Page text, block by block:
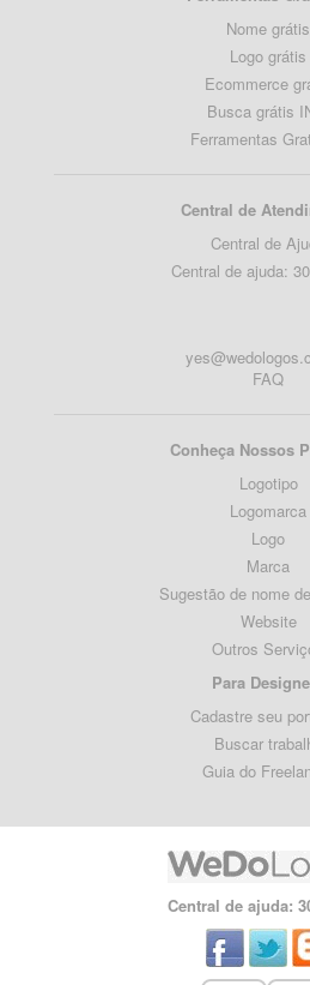
Nome grátis
Logo grátis
Ecommerce
Busca grátis
Ferramentas
Central de
Central de
Central de ajuda:
FAQ
Conheça Nossos
Logotipo
Logomarca
Logo
Marca
Sugestão de nome
Website
Outros
Para
Cadastre seu
Buscar
Guia do
Central de ajuda: